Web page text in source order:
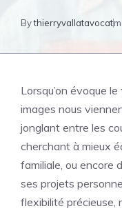
Bythierryvallatavocat
Lorsqu’on évoque le
images nous
jonglant entre les
cherchant à mieux
familiale, ou encore
ses projets
flexibilité précieuse,